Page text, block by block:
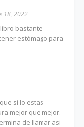
18, 2022
bastante
estómago para
si lo estas
mejor que mejor.
de llamar asi